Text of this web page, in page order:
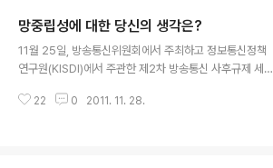
조치도 밟아가고 있다. 2007년부터 디지털 교과서가 시범
활용되고 있지만 아직 교과서로서 법적 지위를 부여 받지
는 못하고 있기 때문이다. 디지털교과서는 2014년에 초등
(정부에서는 스마트 교육 추진 전략을 발표했다. 이미지출
망중립성에 대한 당신의 생각은?
11월 25일, 방송통신위원회에서 주최하고 정보통신정책
연구원(KISDI)에서 주관한 제2차 방송통신 사후규제 세미
로 개최되었는데 아주 흥미로운 경험이었다. 사실 ICT 트
22 0 2011. 11. 28.